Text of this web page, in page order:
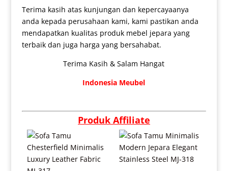
Terima kasih atas kunjungan dan kepercayaanya
anda kepada perusahaan kami, kami pastikan anda
mendapatkan kualitas produk mebel jepara yang
terbaik dan juga harga yang bersahabat.
Terima Kasih & Salam Hangat
Indonesia Meubel
Produk Affiliate